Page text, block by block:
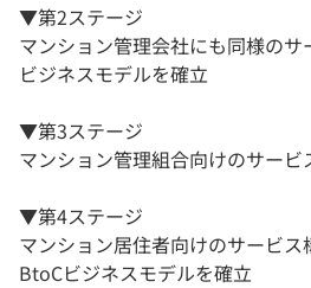
▼第2ステージ
マンション管理会社にも同様の
ビジネスモデルを確立
▼第3ステージ
マンション管理組合向けのサー
▼第4ステージ
マンション居住者向けのサービス
BtoCビジネスモデルを確立